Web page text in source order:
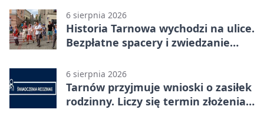
6 sierpnia 2026
Historia Tarnowa wychodzi na ulice.
Bezpłatne spacery i zwiedzanie
6 sierpnia 2026
Tarnów przyjmuje wnioski o zasiłek
rodzinny. Liczy się termin złożenia